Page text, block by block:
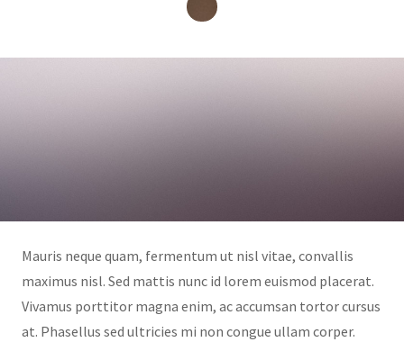
Mauris neque quam, fermentum ut nisl vitae, convallis
maximus nisl. Sed mattis nunc id lorem euismod placerat.
Vivamus porttitor magna enim, ac accumsan tortor cursus
at. Phasellus sed ultricies mi non congue ullam corper.